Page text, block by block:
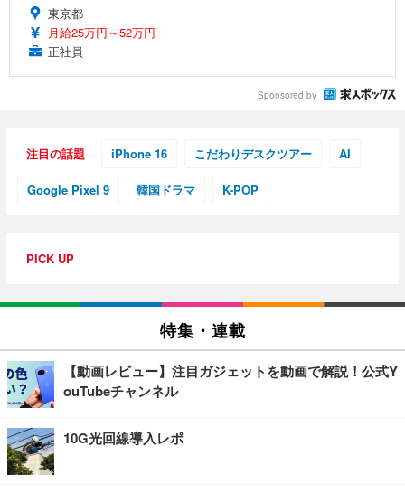
東京都
月給25万円～52万円
正社員
Sponsored by
注目の話題 iPhone 16 こだわりデスクツアー AI
Google Pixel 9 韓国ドラマ K-POP
PICK UP
特集・連載
【動画レビュー】注目ガジェットを動画で解説！公式Y
ouTubeチャンネル
10G光回線導入レポ